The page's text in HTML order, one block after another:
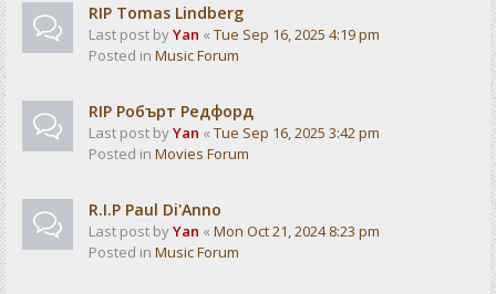
RIP Tomas Lindberg
Last post byYan « Tue Sep 16, 2025 4:19 pm
Posted in Music Forum
RIP Робърт Редфорд
Last post byYan « Tue Sep 16, 2025 3:42 pm
Posted in Movies Forum
R.I.P Paul Di'Anno
Last post byYan « Mon Oct 21, 2024 8:23 pm
Posted in Music Forum